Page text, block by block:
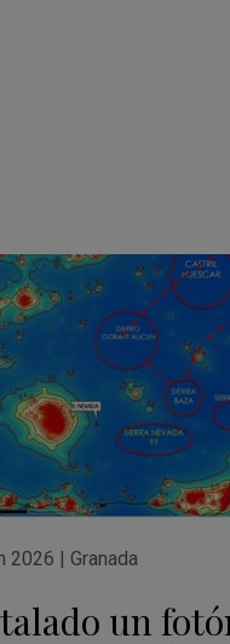
2026 | Granada
un